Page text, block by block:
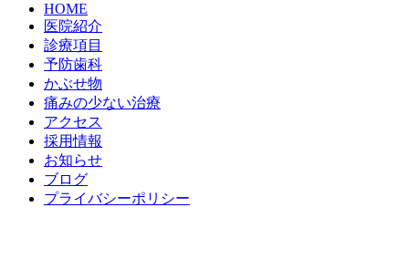
HOME
医院紹介
診療項目
予防歯科
かぶせ物
痛みの少ない治療
アクセス
採用情報
お知らせ
ブログ
プライバシーポリシー